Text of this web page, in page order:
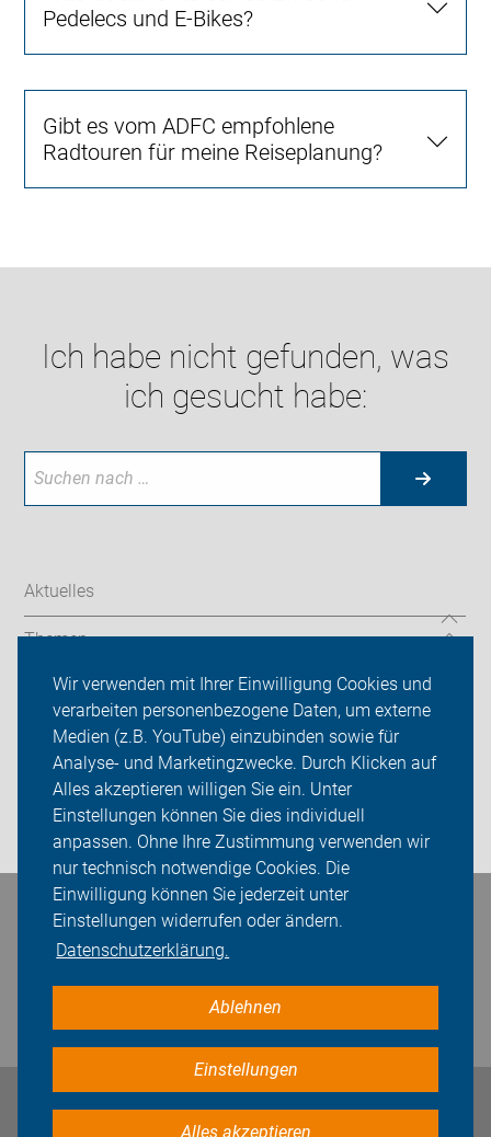
Wir verwenden mit Ihrer Einwilligung Cookies und
verarbeiten personenbezogene Daten, um externe
Medien (z.B. YouTube) einzubinden sowie für
Analyse- und Marketingzwecke. Durch Klicken auf
Alles akzeptieren willigen Sie ein. Unter
Einstellungen können Sie dies individuell
anpassen. Ohne Ihre Zustimmung verwenden wir
nur technisch notwendige Cookies. Die
Einwilligung können Sie jederzeit unter
Einstellungen widerrufen oder ändern.
Datenschutzerklärung.
Ablehnen
Einstellungen
Alles akzeptieren
Pedelecs und E-Bikes?
Gibt es vom ADFC empfohlene
Radtouren für meine Reiseplanung?
Ich habe nicht gefunden, was
ich gesucht habe:
Aktuelles
Themen
Codierung
ADFC Wolfsburg
Sei dabei
Bleiben Sie in Kontakt
Impressum Datenschutz Cookie-Einstellungen